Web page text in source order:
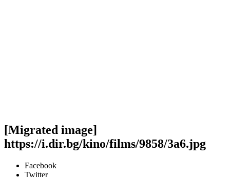
[Migrated image]
https://i.dir.bg/kino/films/9858/3a6.jpg
Facebook
Twitter